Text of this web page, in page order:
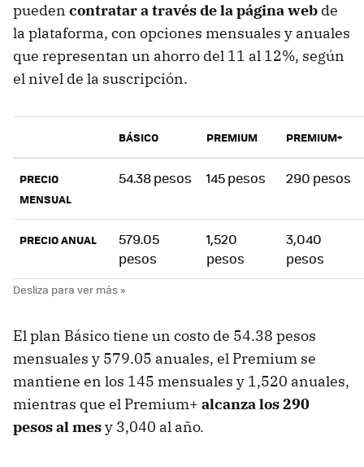
pueden contratar a través de la página web de
la plataforma, con opciones mensuales y anuales
que representan un ahorro del 11 al 12%, según
el nivel de la suscripción.
BÁSICO PREMIUM PREMIUM+
PRECIO
MENSUAL
54.38 pesos 145 pesos 290 pesos
PRECIO ANUAL
579.05
pesos
1,520
pesos
3,040
pesos
El plan Básico tiene un costo de 54.38 pesos
mensuales y 579.05 anuales, el Premium se
mantiene en los 145 mensuales y 1,520 anuales,
mientras que el Premium+ alcanza los 290
pesos al mesy 3,040 al año.